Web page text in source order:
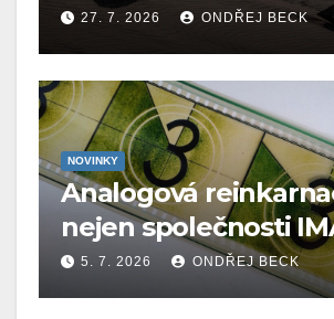
27. 7. 2026 ONDŘEJ BECK
NOVINKY
Analogová
nejen společnosti
5. 7. 2026 ONDŘEJ BECK